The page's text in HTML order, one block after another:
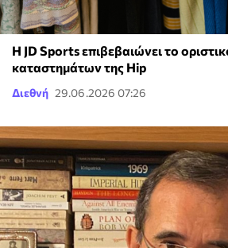
Η JD Sports επιβεβαιώνει το
καταστημάτων της Hip
Διεθνή 29.06.2026 07:26